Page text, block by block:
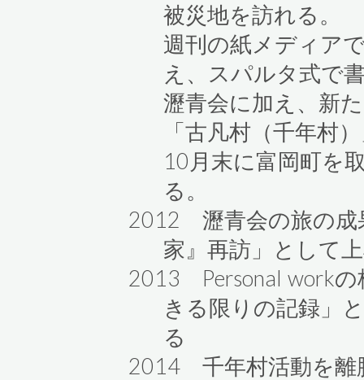
被災地を訪れる。
週刊の紙メディア
え、スパルタ式で
瀝青会に加え、新
「古凡村（千年村
10月末に富岡町を
る。
2012 瀝青会の旅の成
家』再訪」として
2013 Personal workの
きる限りの記録」
る
2014 千年村活動を離